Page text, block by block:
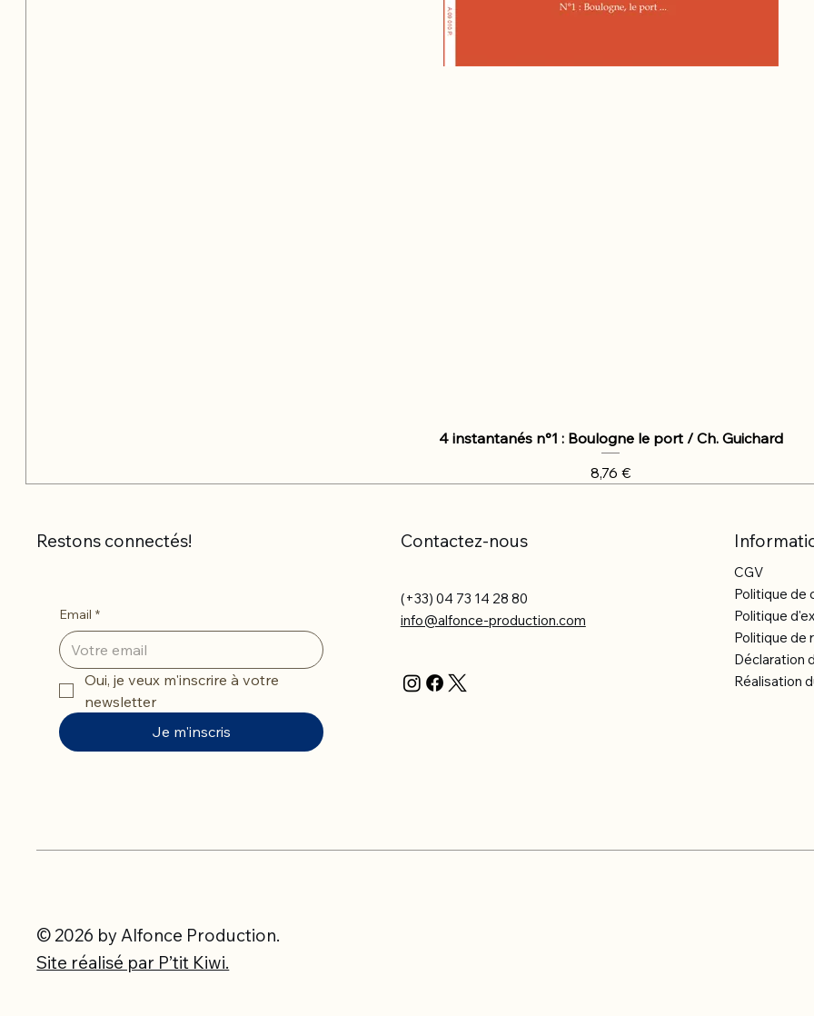
4 instantanés n°1 : Boulogne le port / Ch. Guichard
Prix
8,76 €
Restons connectés!
Email *
Oui, je veux m'inscrire à votre
newsletter
Je m'inscris
Contactez-nous
(+33) 04 73 14 28 80
info@alfonce-production.com
CGV
Politique de
Politique
Politique de
Déclaration
Réalisation
© 2026 by Alfonce Production.
Site réalisé par P’tit Kiwi.